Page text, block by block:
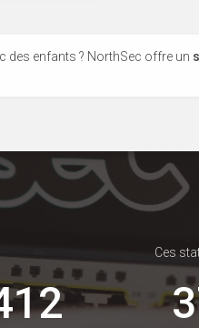
des enfants ? NorthSec offre un
Ces